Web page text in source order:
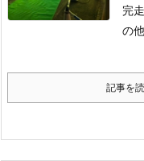
完
の
記事を